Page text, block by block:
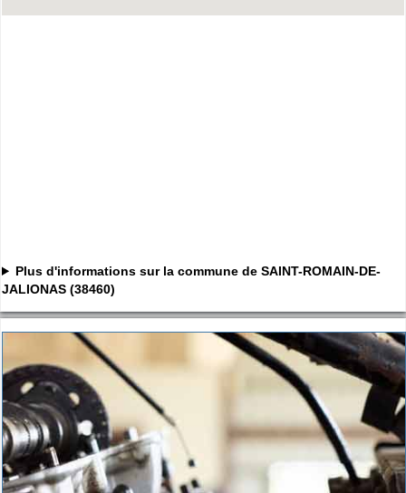
Plus d'informations sur la commune de SAINT-ROMAIN-DE-
JALIONAS (38460)